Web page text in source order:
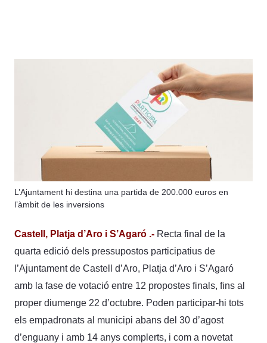
L’Ajuntament hi destina una partida de 200.000 euros en
l’àmbit de les inversions
Castell, Platja d’Aro i S’Agaró .- Recta final de la
quarta edició dels pressupostos participatius de
l’Ajuntament de Castell d’Aro, Platja d’Aro i S’Agaró
amb la fase de votació entre 12 propostes finals, fins al
proper diumenge 22 d’octubre. Poden participar-hi tots
els empadronats al municipi abans del 30 d’agost
d’enguany i amb 14 anys complerts, i com a novetat